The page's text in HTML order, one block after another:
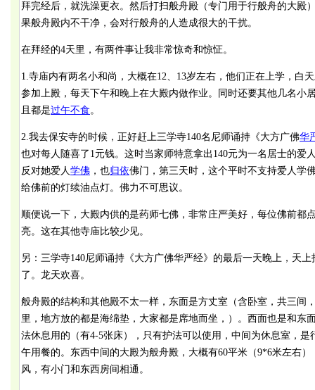
拜完经后，就洗澡更衣。然后打扫般舟殿（专门用于行般舟的大殿
果般舟殿内不干净，会对行般舟的人造成很大的干扰。
在拜经的4天里，有两件事让我非常惊奇和惊怔。
1.寺庙内有两名小和尚，大概在12、13岁左右，他们正在上学，白
参加上殿，每天下午和晚上在大殿内做作业。同时还要其他几名小
且都是过午不食。
2.我去保安寺的时候，正好赶上三学寺140名尼师诵持《大方广佛华
也对每人随喜了1元钱。这时当家师特意拿出140元为一名居士的爱
反对她爱人学佛 ，也归依佛门，第三天时，这个平时不支持爱人学
给佛前的灯续油点灯。佛力不可思议。
顺便说一下，大殿内供的是药师七佛，非常庄严美好，每位佛前都
亮。这在其他寺庙比较少见。
另：三学寺140尼师诵持《大方广佛华严经》的最后一天晚上，天
了。龙天欢喜。
般舟殿的结构和其他殿不太一样，东面是方丈室（含卧室，共三间
里，地方放的都是海绵垫，大家都是席地而坐，）。西面也是和东
法休息用的（有4-5张床），只有护法可以使用，中间为休息室，
午用餐的。东西中间的大殿为般舟殿，大概有60平米（9*6米左右
风，有小门和东西房间相通。